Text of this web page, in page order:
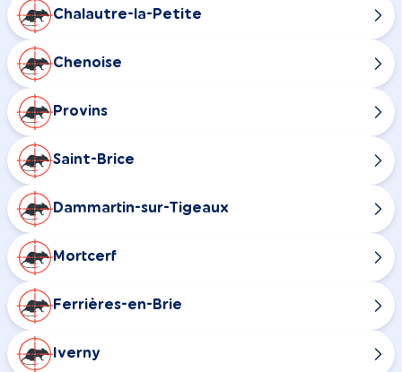
Chalautre-la-Petite
Chenoise
Provins
Saint-Brice
Dammartin-sur-Tigeaux
Mortcerf
Ferrières-en-Brie
Iverny